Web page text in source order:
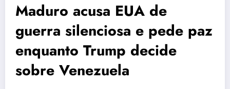
Maduro acusa EUA de
guerra silenciosa e pede paz
enquanto Trump decide
sobre Venezuela